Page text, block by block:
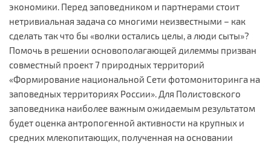
экономики. Перед заповедником и партнерами стоит
нетривиальная задача со многими неизвестными – как
сделать так что бы «волки остались целы, а люди сыты»?
Помочь в решении основополагающей дилеммы призван
совместный проект 7 природных территорий
«Формирование национальной Сети фотомониторинга на
заповедных территориях России». Для Полистовского
заповедника наиболее важным ожидаемым результатом
будет оценка антропогенной активности на крупных и
средних млекопитающих, полученная на основании